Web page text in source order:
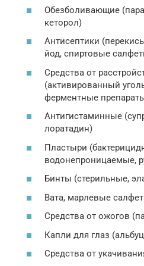
Обезболивающие
кеторол)
Антисептики
йод, спиртовые
Средства от
(активированный
ферментные
Антигистаминные
лоратадин)
Пластыри
водонепроницаемые,
Бинты (стерильные,
Вата, марлевые
Средства от ожогов
Капли для глаз
Средства от